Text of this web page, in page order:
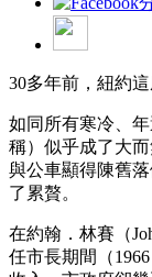
30多年前，紐約
如同所有寒冷、
稱）似乎成了大
與公車顯得陳舊
了累贅。
在約翰．林賽（
任市長期間（